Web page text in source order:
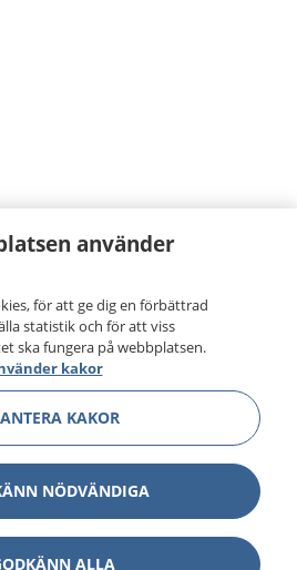
använder
för att ge dig en förbättrad
statistik och för att viss
ska fungera på webbplatsen.
kakor
KAKOR
NÖDVÄNDIGA
ALLA